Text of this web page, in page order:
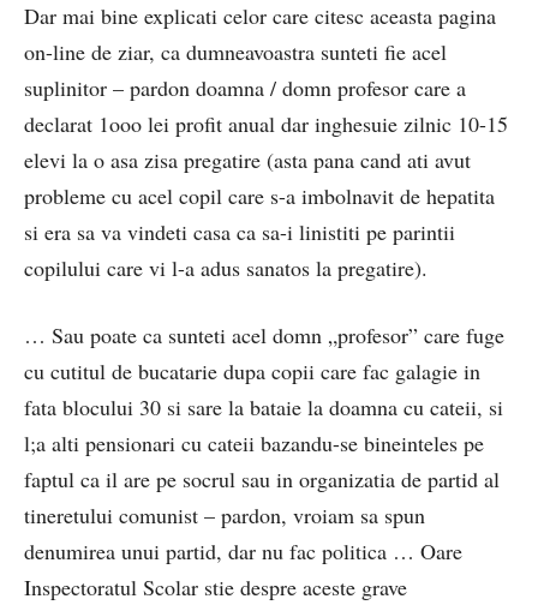
Dar mai bine explicati celor care citesc aceasta pagina
on-line de ziar, ca dumneavoastra sunteti fie acel
suplinitor – pardon doamna / domn profesor care a
declarat 1ooo lei profit anual dar inghesuie zilnic 10-15
elevi la o asa zisa pregatire (asta pana cand ati avut
probleme cu acel copil care s-a imbolnavit de hepatita
si era sa va vindeti casa ca sa-i linistiti pe parintii
copilului care vi l-a adus sanatos la pregatire).
… Sau poate ca sunteti acel domn „profesor” care fuge
cu cutitul de bucatarie dupa copii care fac galagie in
fata blocului 30 si sare la bataie la doamna cu cateii, si
l;a alti pensionari cu cateii bazandu-se bineinteles pe
faptul ca il are pe socrul sau in organizatia de partid al
tineretului comunist – pardon, vroiam sa spun
denumirea unui partid, dar nu fac politica … Oare
Inspectoratul Scolar stie despre aceste grave